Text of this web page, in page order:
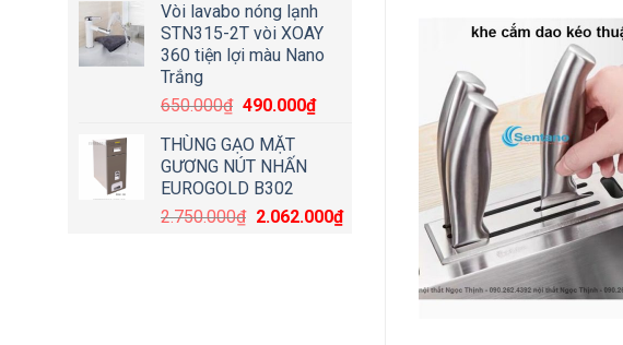
Vòi lavabo nóng lạnh
STN315-2T vòi XOAY
360 tiện lợi màu Nano
Trắng
650.000₫ 490.000₫
THÙNG GẠO MẶT
GƯƠNG NÚT NHẤN
EUROGOLD B302
2.750.000₫ 2.062.000₫